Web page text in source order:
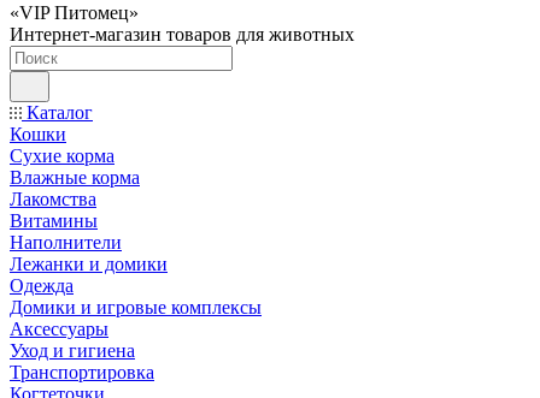
«VIP Питомец»
Интернет-магазин товаров для животных
Каталог
Кошки
Сухие корма
Влажные корма
Лакомства
Витамины
Наполнители
Лежанки и домики
Одежда
Домики и игровые комплексы
Аксессуары
Уход и гигиена
Транспортировка
Когтеточки